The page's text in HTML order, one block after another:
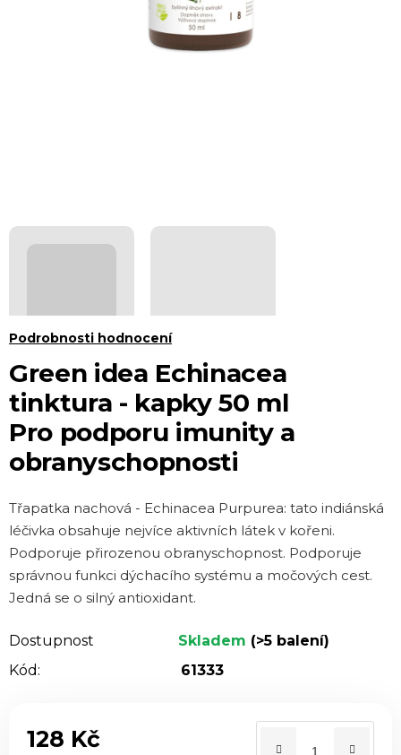
Green idea Echinacea
tinktura - kapky 50 ml
Pro podporu imunity a
obranyschopnosti
Průměrné
hodnocení
produktu
je
0,0
z 5
Podrobnosti hodnocení
Třapatka nachová - Echinacea Purpurea: tato indiánská
léčivka obsahuje nejvíce aktivních látek v kořeni.
Podporuje přirozenou obranyschopnost. Podporuje
správnou funkci dýchacího systému a močových cest.
Jedná se o silný antioxidant.
Dostupnost Skladem (>5 balení)
Kód:
61333
128 Kč